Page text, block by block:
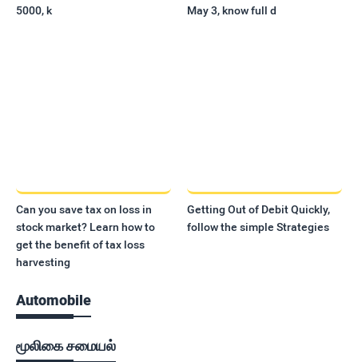
5000, k
May 3, know full d
Can you save tax on loss in
stock market? Learn how to
get the benefit of tax loss
harvesting
Getting Out of Debit Quickly,
follow the simple Strategies
Automobile
மூலிகை சமையல்